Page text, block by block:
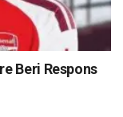
Beri Respons